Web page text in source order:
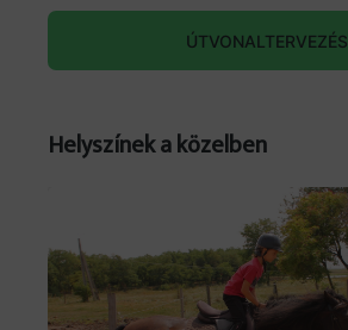
ÚTVONALTERVEZÉS
Helyszínek a közelben